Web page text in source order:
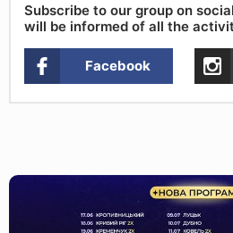
Subscribe to our group on
will be informed of all the
Facebook